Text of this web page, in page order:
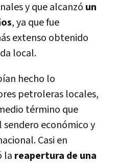
y que alcanzó un
, ya que fue
extenso obtenido
local.
hecho lo
petroleras locales,
término que
económico y
Casi en
la reapertura de una